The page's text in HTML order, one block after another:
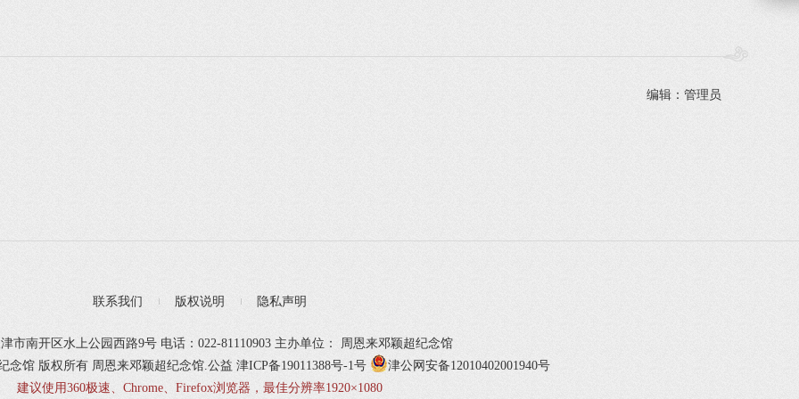
编辑：管理员
联系我们 版权说明 隐私声明
市南开区水上公园西路9号 电话：022-81110903 主办单位： 周恩来邓颖超纪念馆
念馆 版权所有 周恩来邓颖超纪念馆.公益 津ICP备19011388号-1号
津公网安备12010402001940号
建议使用360极速、Chrome、Firefox浏览器，最佳分辨率1920×1080